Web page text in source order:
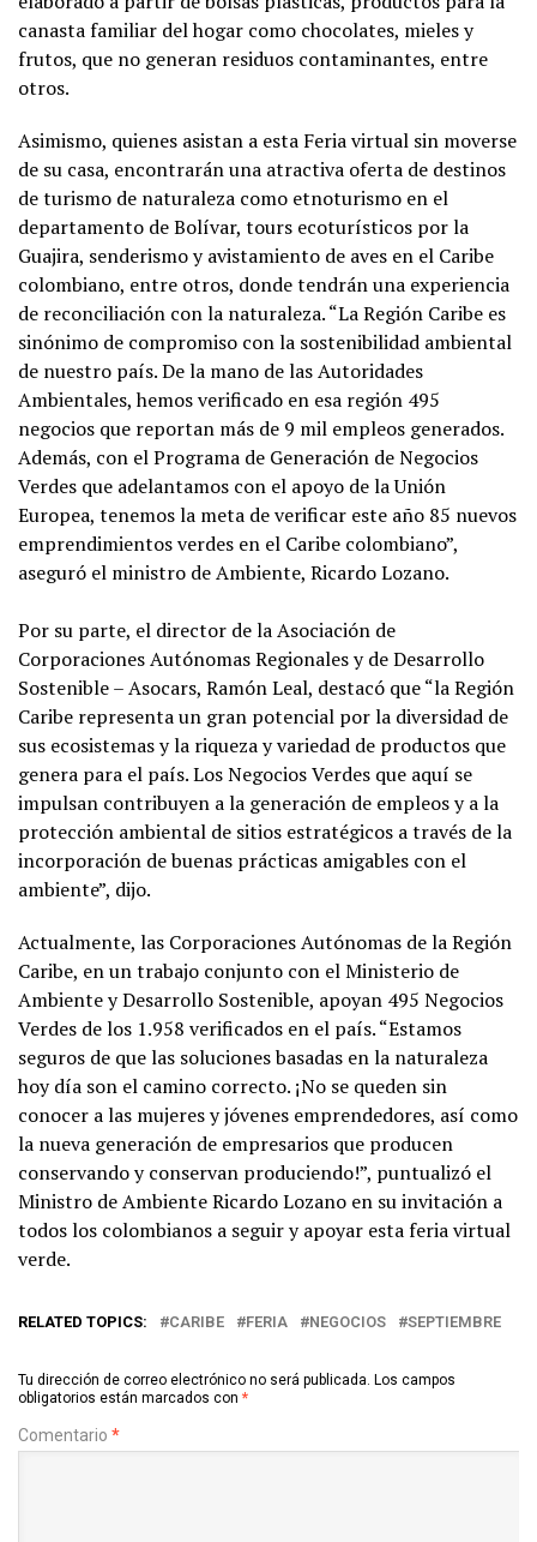
canasta familiar del hogar como chocolates, mieles y
frutos, que no generan residuos contaminantes, entre
otros.
Asimismo, quienes asistan a esta Feria virtual sin moverse
de su casa, encontrarán una atractiva oferta de destinos
de turismo de naturaleza como etnoturismo en el
departamento de Bolívar, tours ecoturísticos por la
Guajira, senderismo y avistamiento de aves en el Caribe
colombiano, entre otros, donde tendrán una experiencia
de reconciliación con la naturaleza. “La Región Caribe es
sinónimo de compromiso con la sostenibilidad ambiental
de nuestro país. De la mano de las Autoridades
Ambientales, hemos verificado en esa región 495
negocios que reportan más de 9 mil empleos generados.
Además, con el Programa de Generación de Negocios
Verdes que adelantamos con el apoyo de la Unión
Europea, tenemos la meta de verificar este año 85 nuevos
emprendimientos verdes en el Caribe colombiano”,
aseguró el ministro de Ambiente, Ricardo Lozano.
Por su parte, el director de la Asociación de
Corporaciones Autónomas Regionales y de Desarrollo
Sostenible – Asocars, Ramón Leal, destacó que “la Región
Caribe representa un gran potencial por la diversidad de
sus ecosistemas y la riqueza y variedad de productos que
genera para el país. Los Negocios Verdes que aquí se
impulsan contribuyen a la generación de empleos y a la
protección ambiental de sitios estratégicos a través de la
incorporación de buenas prácticas amigables con el
ambiente”, dijo.
Actualmente, las Corporaciones Autónomas de la Región
Caribe, en un trabajo conjunto con el Ministerio de
Ambiente y Desarrollo Sostenible, apoyan 495 Negocios
Verdes de los 1.958 verificados en el país. “Estamos
seguros de que las soluciones basadas en la naturaleza
hoy día son el camino correcto. ¡No se queden sin
conocer a las mujeres y jóvenes emprendedores, así como
la nueva generación de empresarios que producen
conservando y conservan produciendo!”, puntualizó el
Ministro de Ambiente Ricardo Lozano en su invitación a
todos los colombianos a seguir y apoyar esta feria virtual
verde.
RELATED TOPICS: CARIBE FERIA NEGOCIOS SEPTIEMBRE
Tu dirección de correo electrónico no será publicada. Los campos
obligatorios están marcados con *
Comentario *